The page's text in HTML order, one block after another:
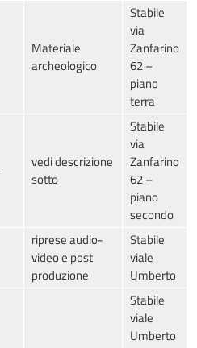
Materiale
archeologico
Stabile
via
Zanfarino
62 –
piano
terra
vedi descrizione
sotto
Stabile
via
Zanfarino
62 –
piano
secondo
riprese audio-
video e post
produzione
Stabile
viale
Umberto
Stabile
viale
Umberto